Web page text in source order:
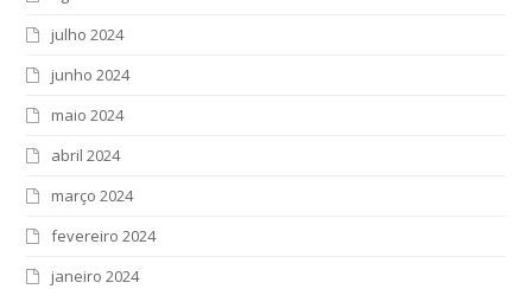
julho 2024
junho 2024
maio 2024
abril 2024
março 2024
fevereiro 2024
janeiro 2024